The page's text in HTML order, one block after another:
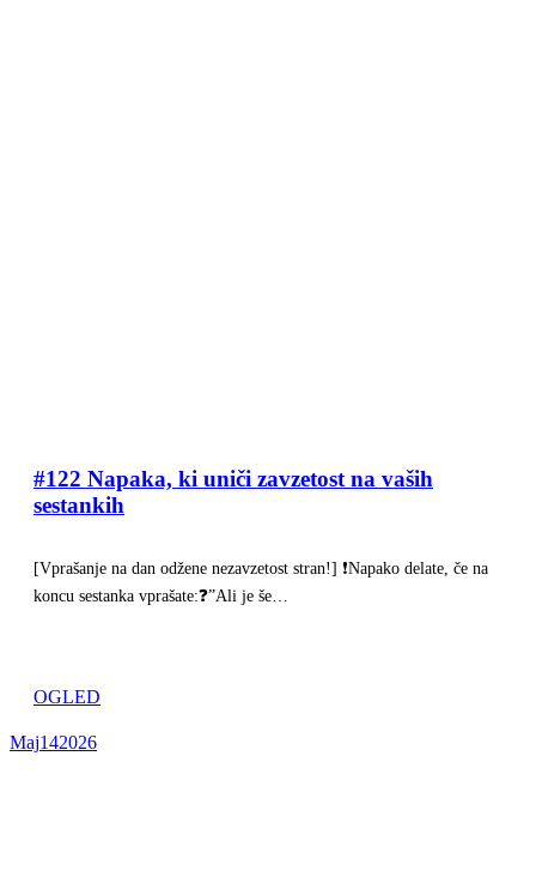
#122 Napaka, ki uniči zavzetost na vaših
sestankih
[Vprašanje na dan odžene nezavzetost stran!] ❗Napako delate, če na
koncu sestanka vprašate:❓”Ali je še…
OGLED
Maj142026